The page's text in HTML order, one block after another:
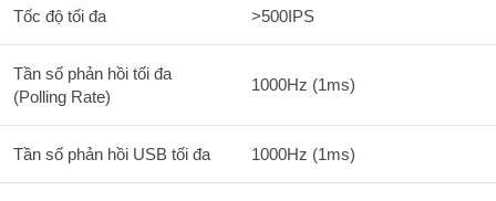
Tốc độ tối đa >500IPS
Tần số phản hồi tối đa
(Polling Rate)
1000Hz (1ms)
Tần số phản hồi USB tối đa 1000Hz (1ms)